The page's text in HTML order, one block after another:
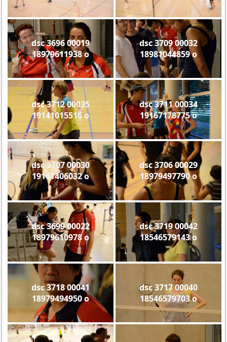
dsc 3696 00019
18979611938 o
dsc 3709 00032
18981044859 o
dsc 3712 00035
19141015516 o
dsc 3711 00034
19167178775 o
dsc 3707 00030
19161406032 o
dsc 3706 00029
18979497790 o
dsc 3699 00022
18979610978 o
dsc 3719 00042
18546579143 o
dsc 3718 00041
18979494950 o
dsc 3717 00040
18546579703 o